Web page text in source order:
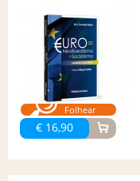
Folhear
€ 16,90